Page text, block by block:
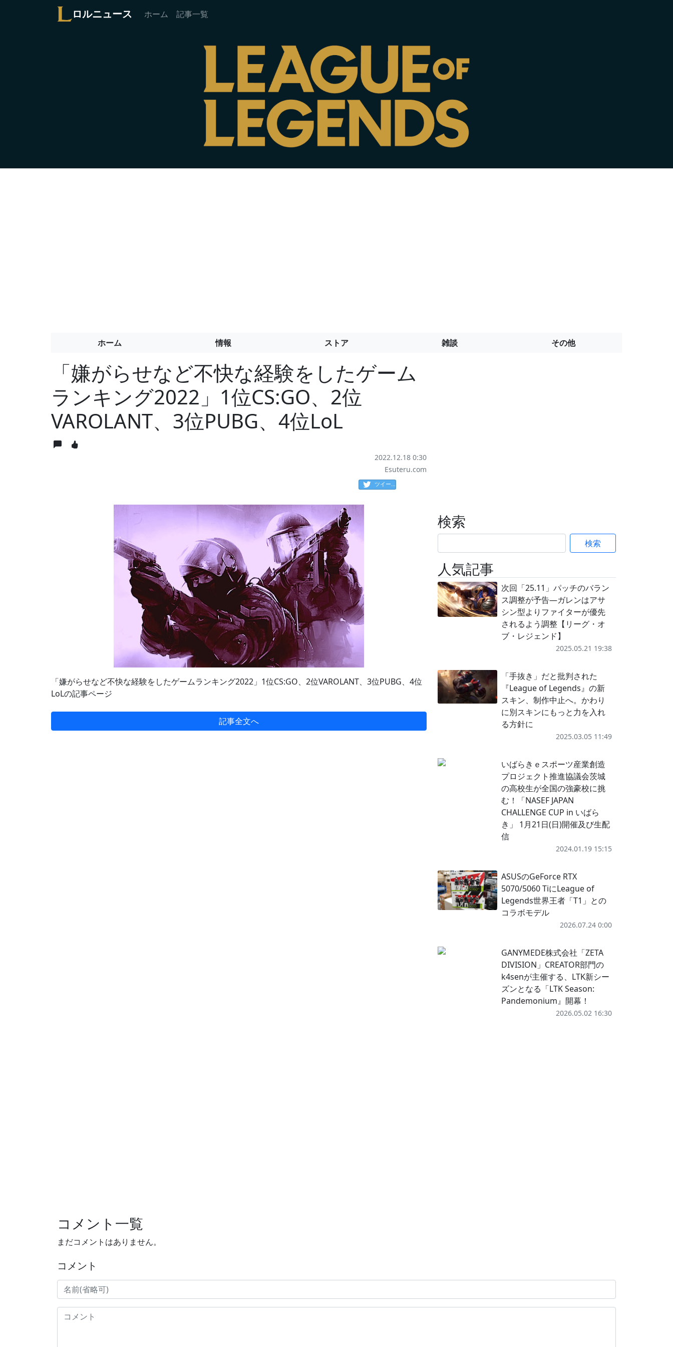
ロルニュース ホーム 記事一覧
ホーム 情報 ストア 雑談 その他
「嫌がらせなど不快な経験をしたゲーム
ランキング2022」1位CS:GO、2位
VAROLANT、3位PUBG、4位LoL
2022.12.18 0:30
Esuteru.com
ツイート
「嫌がらせなど不快な経験をしたゲームランキング2022」1位CS:GO、2位VAROLANT、3位PUBG、4位
LoLの記事ページ
記事全文へ
検索
検索
人気記事
次回「25.11」パッチのバラン
ス調整が予告―ガレンはアサ
シン型よりファイターが優先
されるよう調整【リーグ・オ
ブ・レジェンド】
2025.05.21 19:38
「手抜き」だと批判された
『League of Legends』の新
スキン、制作中止へ。かわり
に別スキンにもっと力を入れ
る方針に
2025.03.05 11:49
いばらきｅスポーツ産業創造
プロジェクト推進協議会茨城
の高校生が全国の強豪校に挑
む！「NASEF JAPAN
CHALLENGE CUP in いばら
き」 1月21日(日)開催及び生配
信
2024.01.19 15:15
ASUSのGeForce RTX
5070/5060 TiにLeague of
Legends世界王者「T1」との
コラボモデル
2026.07.24 0:00
GANYMEDE株式会社「ZETA
DIVISION」CREATOR部門の
k4senが主催する、LTK新シー
ズンとなる「LTK Season:
Pandemonium』開幕！
2026.05.02 16:30
コメント一覧
まだコメントはありません。
コメント